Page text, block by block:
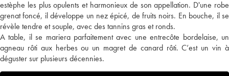
estèphe les plus opulents et harmonieux de son appellation. D'une robe
grenat foncé, il développe un nez épicé, de fruits noirs. En bouche, il se
révèle tendre et souple, avec des tannins gras et ronds.
A table, il se mariera parfaitement avec une entrecôte bordelaise, un
agneau rôti aux herbes ou un magret de canard rôti. C’est un vin à
déguster sur plusieurs décennies.